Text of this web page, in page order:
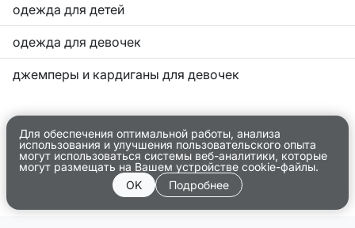
одежда для детей
одежда для девочек
джемперы и кардиганы для девочек
Для обеспечения оптимальной работы, анализа
использования и улучшения пользовательского опыта
могут использоваться системы веб-аналитики, которые
могут размещать на Вашем устройстве cookie-файлы.
OK
Подробнее